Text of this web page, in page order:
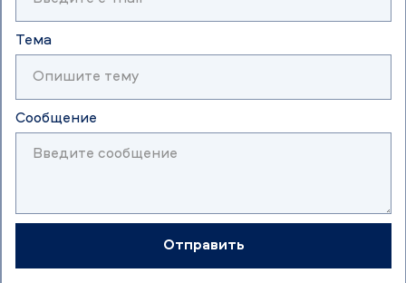
Тема
Сообщение
Отправить